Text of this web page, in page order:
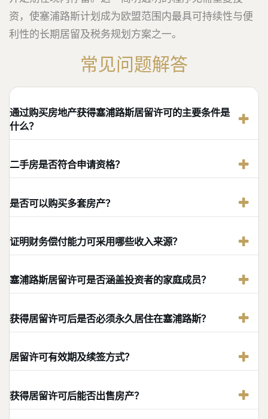
资，使塞浦路斯计划成为欧盟范围内最具可持续性与便
利性的长期居留及税务规划方案之一。
常见问题解答
通过购买房地产获得塞浦路斯居留许可的主要条件是
什么？
二手房是否符合申请资格？
是否可以购买多套房产？
证明财务偿付能力可采用哪些收入来源？
塞浦路斯居留许可是否涵盖投资者的家庭成员？
获得居留许可后是否必须永久居住在塞浦路斯？
居留许可有效期及续签方式？
获得居留许可后能否出售房产？